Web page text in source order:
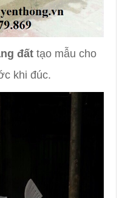
đất tạo mẫu cho
khi đúc.